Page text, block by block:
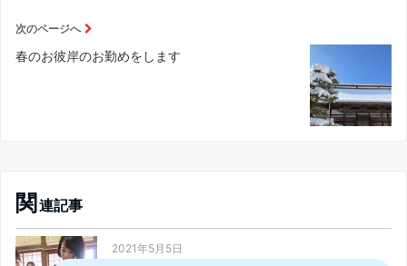
次のページへ
春のお彼岸のお勤めをします
関 連記事
2021年5月5日